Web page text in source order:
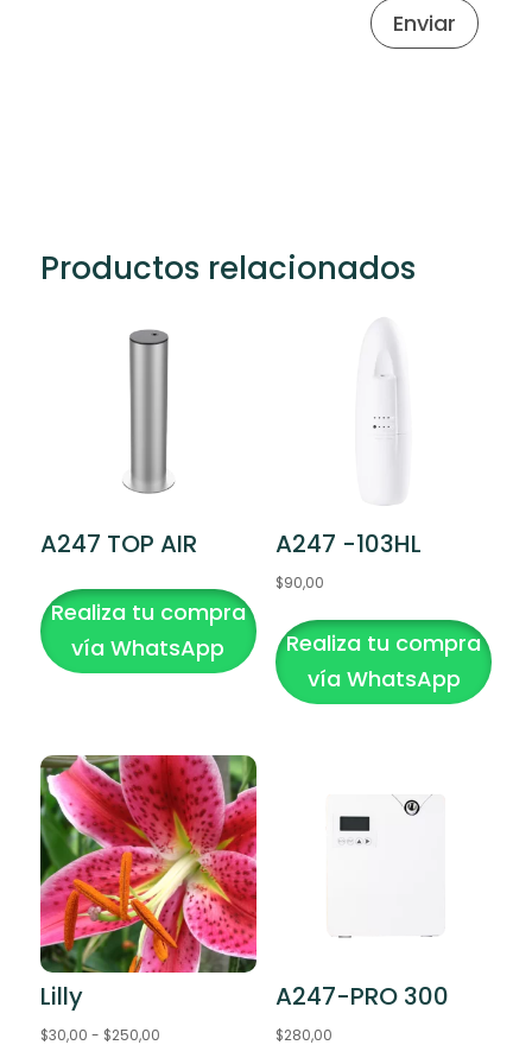
Enviar
Productos relacionados
A247 TOP AIR
Realiza tu compra
vía WhatsApp
A247 -103HL
$90,00
Realiza tu compra
vía WhatsApp
Lilly
$30,00 - $250,00Rango
A247-PRO 300
$280,00